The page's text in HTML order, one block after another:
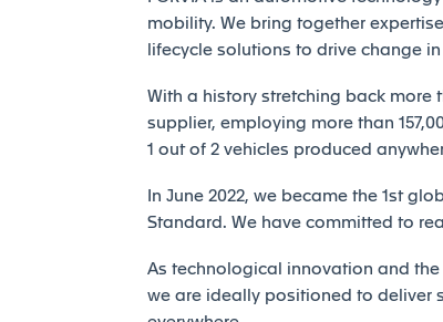
mobility. We bring together
lifecycle solutions to drive change
With a history stretching back more
supplier, employing more than
1 out of 2 vehicles produced
In June 2022, we became the 1st
Standard. We have committed to
As technological innovation and
we are ideally positioned to deliver